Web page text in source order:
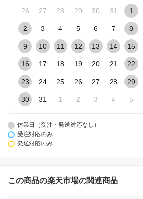
26 27 28 29 30 31 1
2 3 4 5 6 7 8
9 10 11 12 13 14 15
16 17 18 19 20 21 22
23 24 25 26 27 28 29
30 31 1 2 3 4 5
休業日（受注・発送対応なし）
受注対応のみ
発送対応のみ
この商品の楽天市場の関連商品